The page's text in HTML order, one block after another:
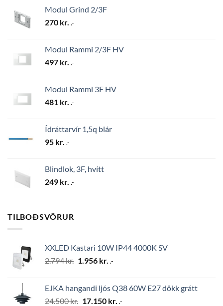
Modul Grind 2/3F
270 kr. .-
Modul Rammi 2/3F HV
497 kr. .-
Modul Rammi 3F HV
481 kr. .-
Ídráttarvír 1,5q blár
95 kr. .-
Blindlok, 3F, hvítt
249 kr. .-
TILBOÐSVÖRUR
XXLED Kastari 10W IP44 4000K SV
2.794kr. Original
2.794 kr..
1.956 kr. Current
1.956 kr..
.-
EJKA hangandi ljós Q38 60W E27 dökk grátt
24.500kr. Original
17.150 kr. Current
.-